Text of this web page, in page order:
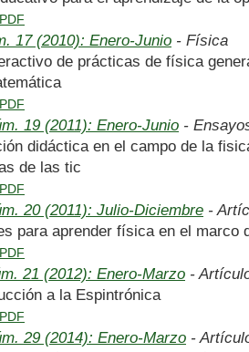
PDF
17 (2010): Enero-Junio - Física
de prácticas de física
PDF
19 (2011): Enero-Junio -
didáctica en el campo de la
de las tic
PDF
20 (2011): Julio-Diciembre -
para aprender física en el marco
PDF
21 (2012): Enero-Marzo -
a la Espintrónica
PDF
29 (2014): Enero-Marzo -